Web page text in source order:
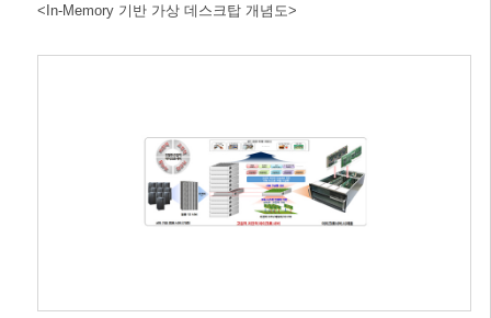
<In-Memory 기반 가상 데스크탑 개념도>